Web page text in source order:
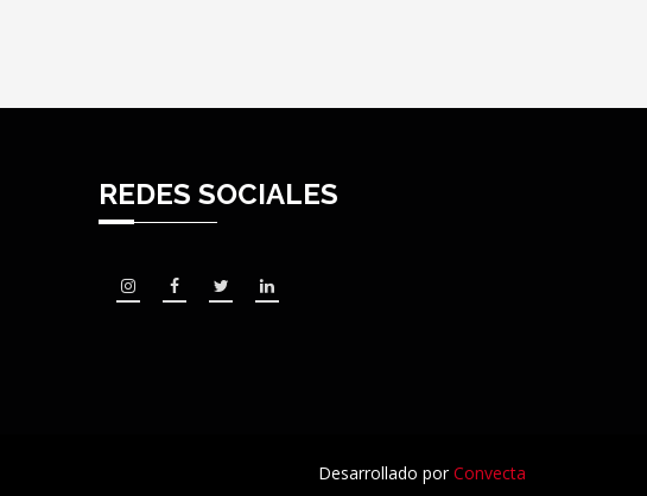
REDES SOCIALES
Desarrollado porConvecta